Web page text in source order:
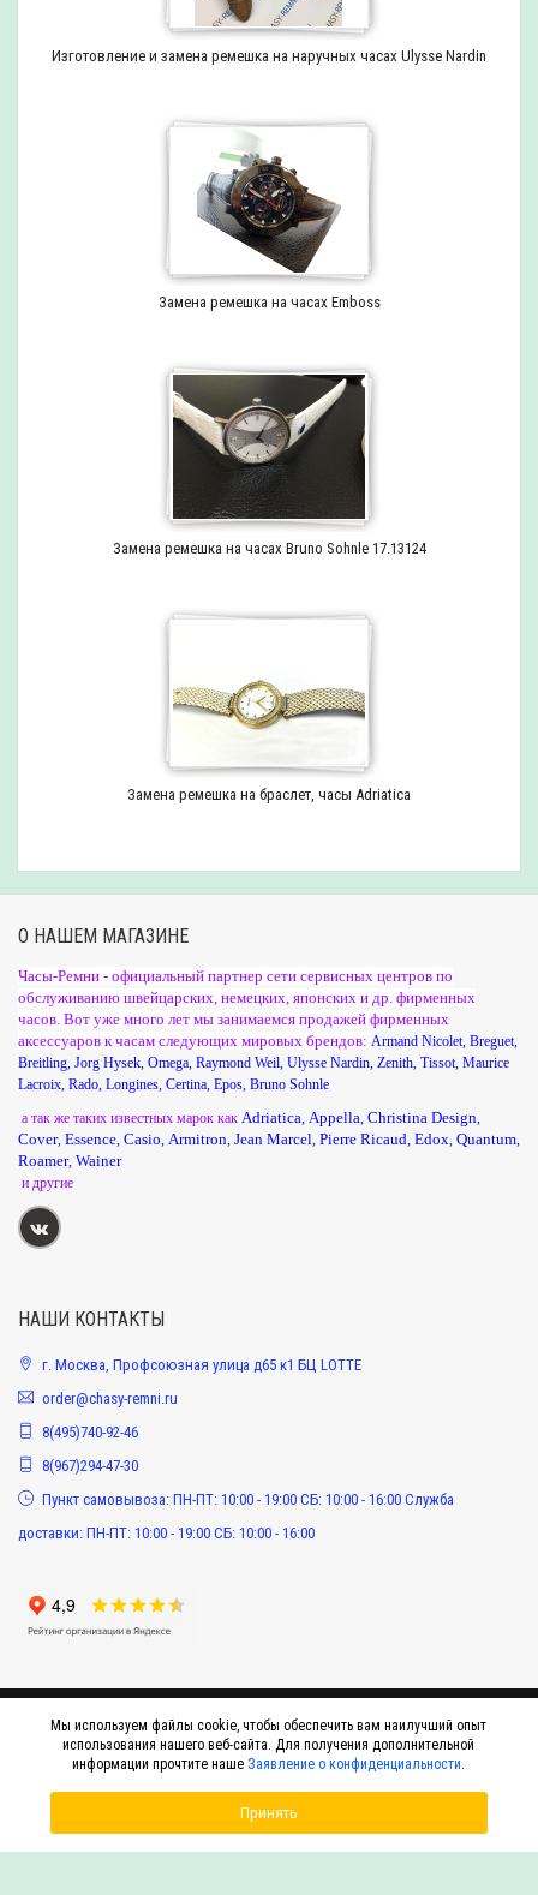
Изготовление и замена ремешка на наручных часах Ulysse Nardin
Замена ремешка на часах Emboss
Замена ремешка на часах Bruno Sohnle 17.13124
Замена ремешка на браслет, часы Adriatica
О НАШЕМ МАГАЗИНЕ
Часы-Ремни - официальный партнер сети сервисных центров по
обслуживанию швейцарских, немецких, японских и др. фирменных
часов. Вот уже много лет мы занимаемся продажей фирменных
аксессуаров к часам следующих мировых брендов: Armand Nicolet Breguet
Breitling Jorg Hysek Omega Raymond Weil Ulysse Nardin Zenith Tissot Maurice
Lacroix Rado Longines Certina Epos Bruno Sohnle
а так же таких известных марок как Adriatica Appella Christina Design
Cover, Essence Casio Armitron Jean Marcel Pierre Ricaud Edox Quantum
Roamer, Wainer
и другие
НАШИ КОНТАКТЫ
г. Москва, Профсоюзная улица д65 к1 БЦ LOTTE
order@chasy-remni.ru
8(495)740-92-46
8(967)294-47-30
Пункт самовывоза: ПН-ПТ: 10:00 - 19:00 СБ: 10:00 - 16:00 Служба
доставки: ПН-ПТ: 10:00 - 19:00 СБ: 10:00 - 16:00
© 2015-2026 Интернет-магазин оригинальных аксессуаров к наручным часам
Мы используем файлы cookie, чтобы обеспечить вам наилучший опыт
использования нашего веб-сайта. Для получения дополнительной
информации прочтите наше Заявление о конфиденциальности.
Принять